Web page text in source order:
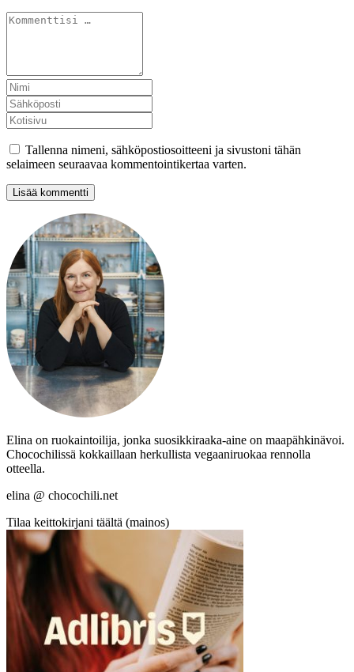
Tallenna nimeni, sähköpostiosoitteeni ja sivustoni tähän
selaimeen seuraavaa kommentointikertaa varten.
Elina on ruokaintoilija, jonka suosikkiraaka-aine on maapähkinävoi.
Chocochilissä kokkaillaan herkullista vegaaniruokaa rennolla
otteella.
elina @ chocochili.net
Tilaa keittokirjani täältä (mainos)